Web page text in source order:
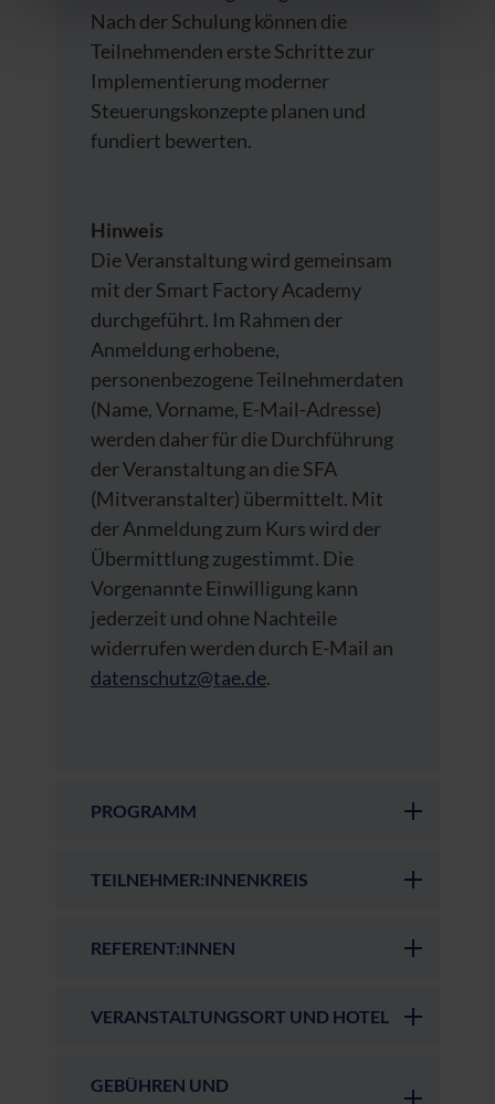
Datenschutzerklärung | Impressum
Nach der Schulung können die
Teilnehmenden erste Schritte zur
Implementierung moderner
Steuerungskonzepte planen und
fundiert bewerten.
Hinweis
Die Veranstaltung wird gemeinsam
mit der Smart Factory Academy
durchgeführt. Im Rahmen der
Anmeldung erhobene,
personenbezogene Teilnehmerdaten
(Name, Vorname, E-Mail-Adresse)
werden daher für die Durchführung
der Veranstaltung an die SFA
(Mitveranstalter) übermittelt. Mit
der Anmeldung zum Kurs wird der
Übermittlung zugestimmt. Die
Vorgenannte Einwilligung kann
jederzeit und ohne Nachteile
widerrufen werden durch E-Mail an
datenschutz@tae.de.
PROGRAMM
TEILNEHMER:INNENKREIS
REFERENT:INNEN
VERANSTALTUNGSORT UND HOTEL
GEBÜHREN UND